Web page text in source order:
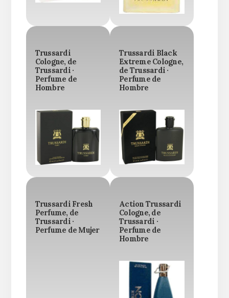
Trussardi
Cologne, de
Trussardi ·
Perfume de
Hombre
Trussardi Black
Extreme Cologne,
de Trussardi ·
Perfume de
Hombre
Trussardi Fresh
Perfume, de
Trussardi ·
Perfume de Mujer
Action Trussardi
Cologne, de
Trussardi ·
Perfume de
Hombre